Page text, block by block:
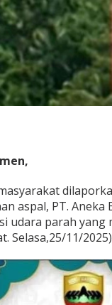
aspal, PT. Aneka
udara parah yang
Selasa,25/11/